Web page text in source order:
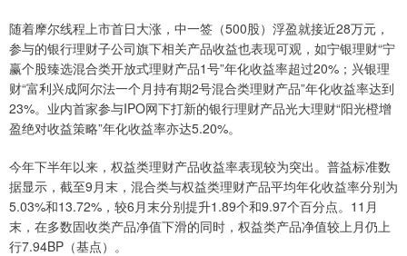
随着摩尔线程上市首日大涨，中一签（500股）浮盈就接近28万元，
参与的银行理财子公司旗下相关产品收益也表现可观，如宁银理财“宁
赢个股臻选混合类开放式理财产品1号”年化收益率超过20%；兴银理
财“富利兴成阿尔法一个月持有期2号混合类理财产品”年化收益率达到
23%。业内首家参与IPO网下打新的银行理财产品光大理财“阳光橙增
盈绝对收益策略”年化收益率亦达5.20%。
今年下半年以来，权益类理财产品收益率表现较为突出。普益标准数
据显示，截至9月末，混合类与权益类理财产品平均年化收益率分别为
5.03%和13.72%，较6月末分别提升1.89个和9.97个百分点。11月
末，在多数固收类产品净值下滑的同时，权益类产品净值较上月仍上
行7.94BP（基点）。